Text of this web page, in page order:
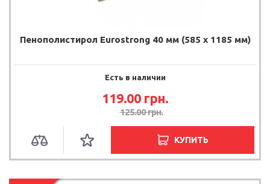
Пенополистирол Eurostrong 40 мм (585 x 1185 мм)
Есть в наличии
119.00 грн.
125.00 грн.
КУПИТЬ